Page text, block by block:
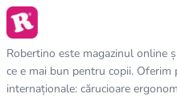
Robertino este magazinul online
ce e mai bun pentru copii.
internaționale: cărucioare